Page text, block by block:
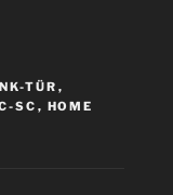
TÜR ,
SC , HOME